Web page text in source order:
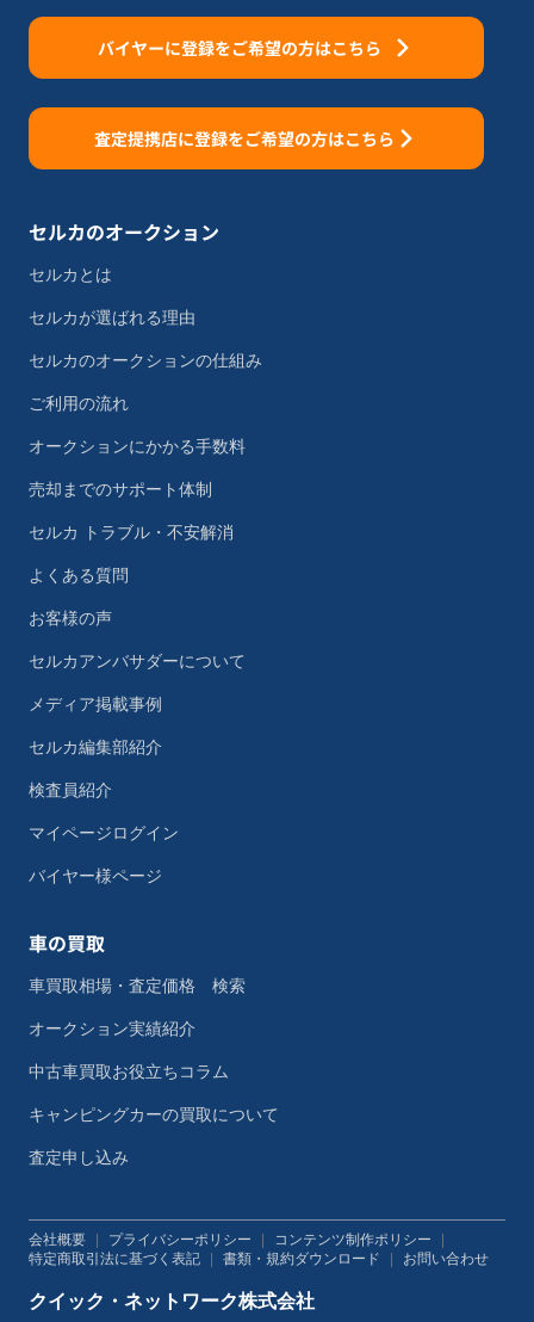
バイヤーに登録をご希望の方はこちら
査定提携店に登録をご希望の方はこちら
セルカのオークション
セルカとは
セルカが選ばれる理由
セルカのオークションの仕組み
ご利用の流れ
オークションにかかる手数料
売却までのサポート体制
セルカ トラブル・不安解消
よくある質問
お客様の声
セルカアンバサダーについて
メディア掲載事例
セルカ編集部紹介
検査員紹介
マイページログイン
バイヤー様ページ
車の買取
車買取相場・査定価格 検索
オークション実績紹介
中古車買取お役立ちコラム
キャンピングカーの買取について
査定申し込み
会社概要 プライバシーポリシー コンテンツ制作ポリシー
特定商取引法に基づく表記
書類・規約ダウンロード お問い合わせ
クイック・ネットワーク株式会社